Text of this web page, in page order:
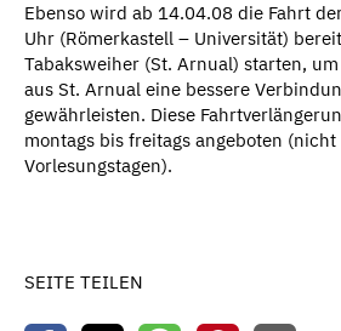
Ebenso wird ab 14.04.08 die Fahrt
Uhr (Römerkastell – Universität)
Tabaksweiher (St. Arnual) starten,
aus St. Arnual eine bessere
gewährleisten. Diese
montags bis freitags angeboten
Vorlesungstagen).
SEITE TEILEN